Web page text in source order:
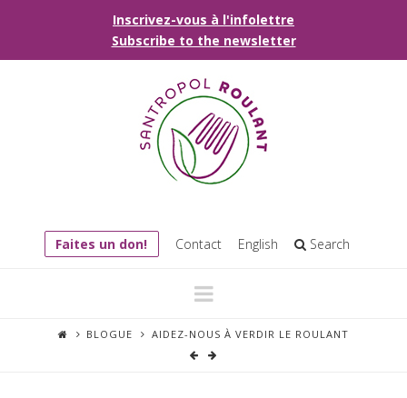
Inscrivez-vous à l'infolettre
Subscribe to the newsletter
Faites un don! Contact English Search
Navigation
BLOGUE AIDEZ-NOUS À VERDIR LE ROULANT